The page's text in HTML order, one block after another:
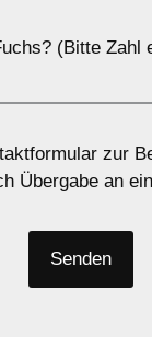
(Bitte Zahl
zur
Übergabe an